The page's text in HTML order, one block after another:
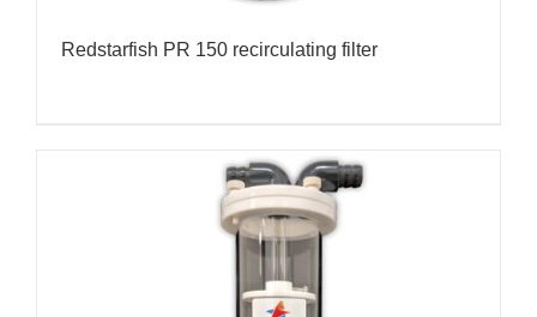
Redstarfish PR 150 recirculating filter